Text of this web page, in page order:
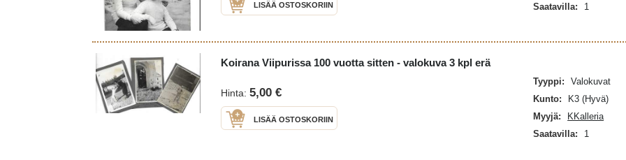
LISÄÄ OSTOSKORIIN
Saatavilla:
1
Koirana Viipurissa 100 vuotta sitten - valokuva 3 kpl erä
Hinta: 5,00 €
LISÄÄ OSTOSKORIIN
Tyyppi:
Valokuvat
Kunto:
K3 (Hyvä)
Myyjä:
KKalleria
Saatavilla:
1